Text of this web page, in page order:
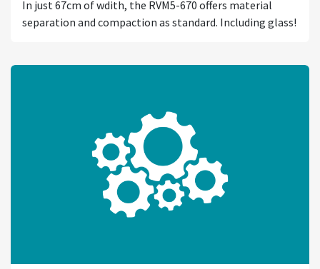
In just 67cm of wdith, the RVM5-670 offers material
separation and compaction as standard. Including glass!